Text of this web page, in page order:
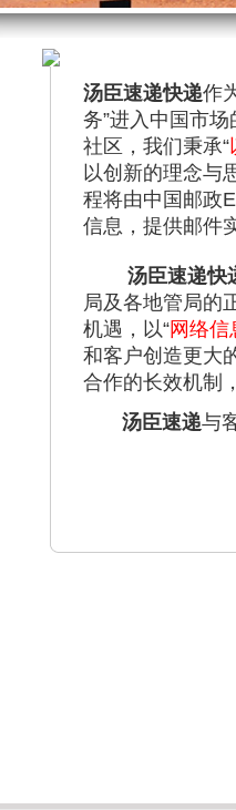
汤臣速递快递作
务”进入中国市场
社区，我们秉承“
以创新的理念与
程将由中国邮政
信息，提供邮件
汤臣速递快
局及各地管局的
机遇，以“网络信
和客户创造更大
合作的长效机制
汤臣速递与